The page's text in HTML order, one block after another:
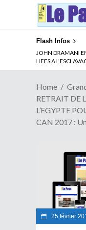
Flash Infos
JOHN
LIEES A
ABSENCE
Qui pilote le
Home
RETRAIT DE
L’EGYPTE
CAN 2017 :
25 février